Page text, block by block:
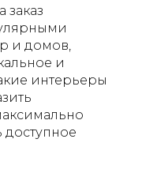
и домов,
и
интерьеры
доступное